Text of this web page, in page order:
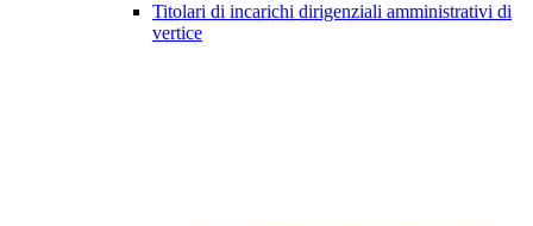
Titolari di incarichi dirigenziali amministrativi di
vertice